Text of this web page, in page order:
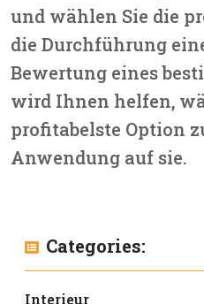
und wählen Sie die
die Durchführung
Bewertung eines
wird Ihnen helfen,
profitabelste Option
Anwendung auf sie.
Categories:
Interieur